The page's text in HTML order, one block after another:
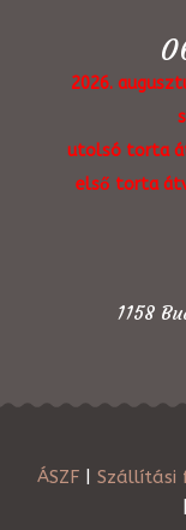
2026.
utolsó torta
első torta
1158
ÁSZF| Szállítási